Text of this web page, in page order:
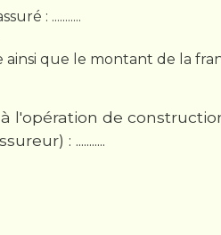
: ...........
que le montant de la
l'opération de
: ...........